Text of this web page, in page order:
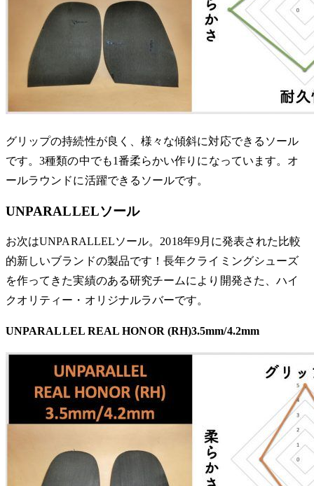
グリップの持続性が良く、様々な傾斜に対応できるソール
です。3種類の中でも1番柔らかい作りになっています。オ
ールラウンドに活躍できるソールです。
UNPARALLELソール
お次はUNPARALLELソール。2018年9月に発表された比較
的新しいブランドの製品です！長年クライミングシューズ
を作ってきた実績のある研究チームにより開発さた、ハイ
クオリティー・オリジナルラバーです。
UNPARALLEL REAL HONOR (RH)3.5mm/4.2mm